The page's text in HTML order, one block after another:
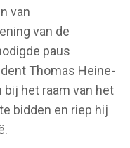
van
van de
paus
Thomas Heine-
het raam van het
bidden en riep hij